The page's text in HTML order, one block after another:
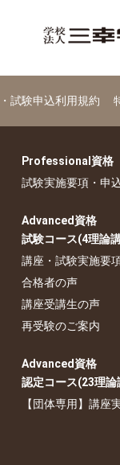
の人間関係、家庭問題
え、最終的に自らの力
セラーは、職場や仕事
全体的な好悪の感
（例）英語のでき
（例）「頑固な人は
好ましい特性につ
（例）好感の持て
（例）最初から
があると後者の方が
○の段と×の段が横方向
並んでいると見る人
はずですが、そのよ
試験申込利用規約
Professional資格
試験実施要項・申
Advanced資格
試験コース(4理論
講座・試験実施要
合格者の声
講座受講生の声
再受験のご案内
Advanced資格
認定コース(23理論
【団体専用】講座